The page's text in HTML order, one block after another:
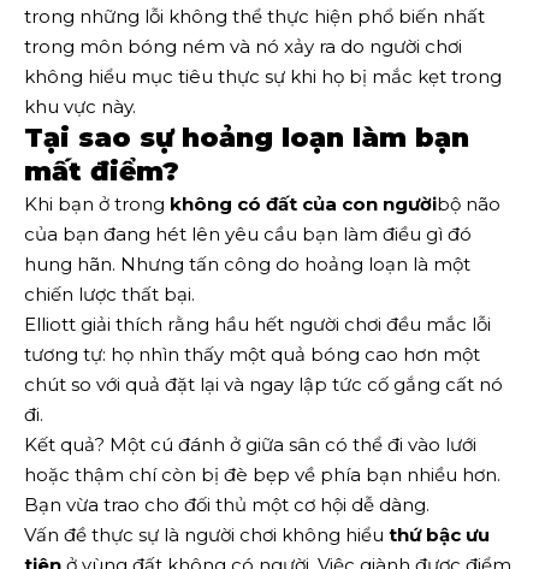
trong những lỗi không thể thực hiện phổ biến nhất
trong môn bóng ném và nó xảy ra do người chơi
không hiểu mục tiêu thực sự khi họ bị mắc kẹt trong
khu vực này.
Tại sao sự hoảng loạn làm bạn
mất điểm?
Khi bạn ở trong không có đất của con ngườibộ não
của bạn đang hét lên yêu cầu bạn làm điều gì đó
hung hãn. Nhưng tấn công do hoảng loạn là một
chiến lược thất bại.
Elliott giải thích rằng hầu hết người chơi đều mắc lỗi
tương tự: họ nhìn thấy một quả bóng cao hơn một
chút so với quả đặt lại và ngay lập tức cố gắng cất nó
đi.
Kết quả? Một cú đánh ở giữa sân có thể đi vào lưới
hoặc thậm chí còn bị đè bẹp về phía bạn nhiều hơn.
Bạn vừa trao cho đối thủ một cơ hội dễ dàng.
Vấn đề thực sự là người chơi không hiểu thứ bậc ưu